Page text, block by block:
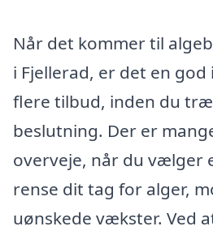
Når det kommer til
i Fjellerad, er det en
flere tilbud, inden du
beslutning. Der er
overveje, når du vælger
rense dit tag for alger,
uønskede vækster. Ved